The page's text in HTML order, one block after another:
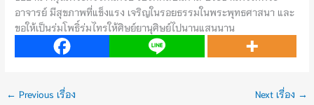
อาจารย์ มีสุขภาพที่แข็งแรง เจริญในรอยธรรมในพระพุทธศาสนา และ
ขอให้เป็นร่มโพธิ์ร่มไทรให้ศิษย์ยานุศิษย์ไปนานแสนนาน
← Previous เรื่อง Next เรื่อง →